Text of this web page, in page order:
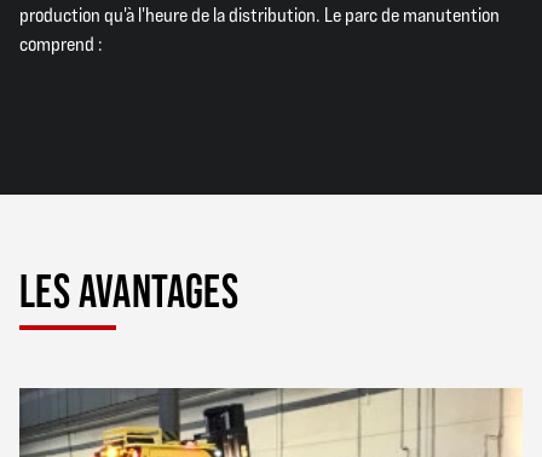
production qu'à l'heure de la distribution. Le parc de manutention
comprend :
LES AVANTAGES